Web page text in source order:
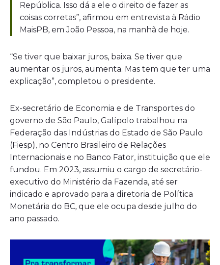
República. Isso dá a ele o direito de fazer as
coisas corretas”, afirmou em entrevista à Rádio
MaisPB, em João Pessoa, na manhã de hoje.
“Se tiver que baixar juros, baixa. Se tiver que
aumentar os juros, aumenta. Mas tem que ter uma
explicação”, completou o presidente.
Ex-secretário de Economia e de Transportes do
governo de São Paulo, Galípolo trabalhou na
Federação das Indústrias do Estado de São Paulo
(Fiesp), no Centro Brasileiro de Relações
Internacionais e no Banco Fator, instituição que ele
fundou. Em 2023, assumiu o cargo de secretário-
executivo do Ministério da Fazenda, até ser
indicado e aprovado para a diretoria de Política
Monetária do BC, que ele ocupa desde julho do
ano passado.